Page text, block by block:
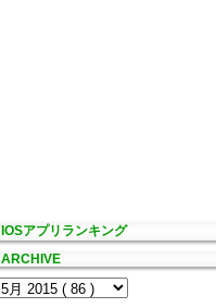
IOSアプリランキング
ARCHIVE